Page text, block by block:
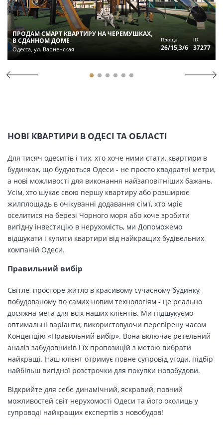
ПРОДАМ СМАРТ КВАРТИРУ НА ЧЕРЕМУШКАХ,
В СДАННОМ ДОМЕ
Одесса, ул. Варненская
Площа
26/15,3/6
ID
37277
НОВІ КВАРТИРИ В ОДЕСІ ТА ОБЛАСТІ
Для тисяч одеситів і тих, хто хоче ними стати, квартири в
будинках, що будуються Одеси - не просто квадратні метри,
а нові можливості для виконання найзаповітніших бажань.
Усім, хто шукає свою першу квартиру або розширює
жилплощадь в очікуванні додавання сім'ї, хто мріє
оселитися на березі Чорного моря або хоче зробити
вигідну інвестицію в нерухомість, ми Допоможемо
відшукати і купити квартири від найкращих будівельних
компаній Одеси.
Правильний вибір
Світле, просторе житло в красивому сучасному будинку,
побудованому по самих новим технологіям - це реально
досяжна мета для всіх наших клієнтів. Ми підшукуємо
оптимальні варіанти, використовуючи перевірену часом
Концепцію «Правильний вибір». Вона включає ретельний
аналіз забудовників і їх пропозицій з метою вибрати
найкращі. Наш клієнт отримує повне супровід угоди, підбір
найбільш вигідної розстрочки для покупки новобудови.
Відкрийте для себе динамічний, яскравий, повний
можливостей світ нерухомості Одеси та його околиць у
супроводі найкращих експертів з новобудов!